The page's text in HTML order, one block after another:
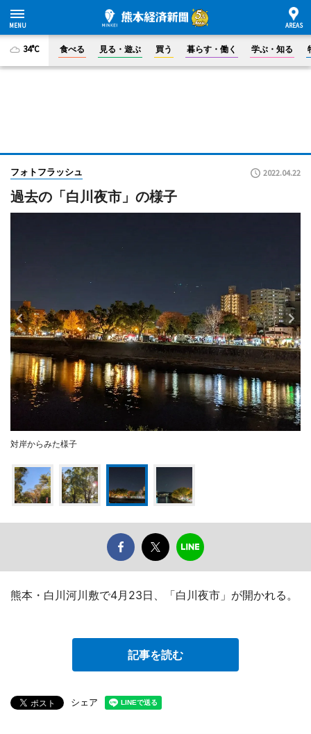
34°C 食べる 見る・遊ぶ 買う 暮らす・働く 学ぶ・知る
フォトフラッシュ 2022.04.22
過去の「白川夜市」の様子
対岸からみた様子
熊本・白川河川敷で4月23日、「白川夜市」が開かれる。
記事を読む
シェア